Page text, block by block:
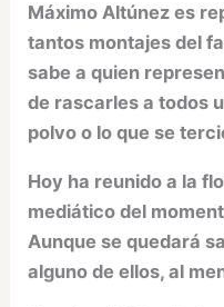
Máximo Altúnez es
tantos montajes del
sabe a quien
de rascarles a todos
polvo o lo que se
Hoy ha reunido a la
mediático del
Aunque se quedará
alguno de ellos, al